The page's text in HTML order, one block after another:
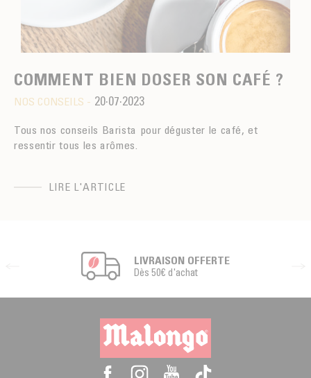
COMMENT BIEN DOSER SON CAFÉ ?
NOS CONSEILS - 20·07·2023
Tous nos conseils Barista pour déguster le café, et
ressentir tous les arômes.
LIRE L'ARTICLE
LIVRAISON OFFERTE
Dès 50€ d'achat